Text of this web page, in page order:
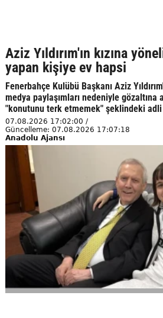
Aziz Yıldırım'ın kızına
yapan kişiye ev hapsi
Fenerbahçe Kulübü Başkanı Aziz
medya paylaşımları nedeniyle gözaltına
"konutunu terk etmemek" şeklindeki
07.08.2026 17:02:00 /
Güncelleme: 07.08.2026 17:07:18
Anadolu Ajansı